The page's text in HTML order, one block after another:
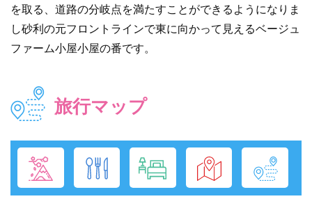
を取る、道路の分岐点を満たすことができるようになりま
し砂利の元フロントラインで東に向かって見えるベージュ
ファーム小屋小屋の番です。
旅行マップ